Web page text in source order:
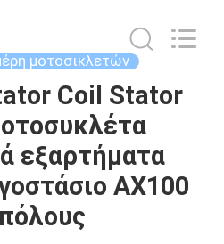
μοτοσικλετών
Coil Stator
εξαρτήματα
AX100